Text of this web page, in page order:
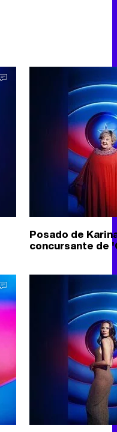
Posado de
concursante de